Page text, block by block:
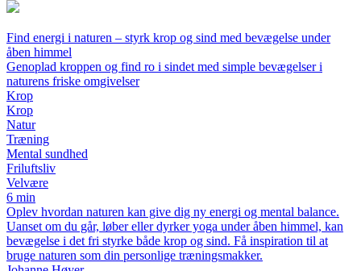
Find energi i naturen – styrk krop og sind med bevægelse under
åben himmel
Genoplad kroppen og find ro i sindet med simple bevægelser i
naturens friske omgivelser
Krop
Krop
Natur
Træning
Mental sundhed
Friluftsliv
Velvære
6 min
Oplev hvordan naturen kan give dig ny energi og mental balance.
Uanset om du går, løber eller dyrker yoga under åben himmel, kan
bevægelse i det fri styrke både krop og sind. Få inspiration til at
bruge naturen som din personlige træningsmakker.